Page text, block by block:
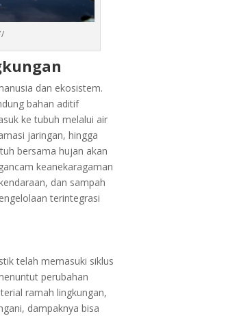
dan ekosistem.
bahan aditif
ke tubuh melalui air
jaringan, hingga
bersama hujan akan
keanekaragaman
dan sampah
terintegrasi
telah memasuki siklus
perubahan
ramah lingkungan,
dampaknya bisa